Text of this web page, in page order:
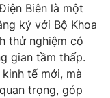
sản
Việt
Biên là một
ký với Bộ Khoa
thử nghiệm có
gian tầm thấp.
tế mới, mà
trọng, góp